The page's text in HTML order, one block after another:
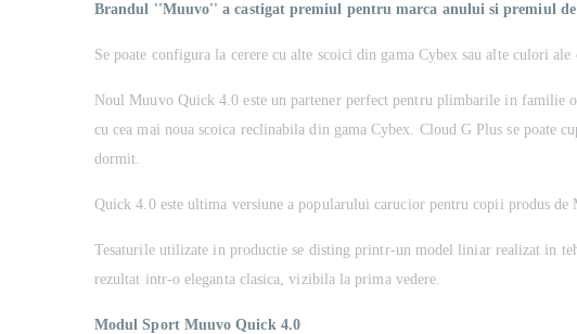
Brandul ''Muuvo'' a castigat premiul pentru marca anului si premiul
Se poate configura la cerere cu alte scoici din gama Cybex sau alte culori
Noul Muuvo Quick 4.0 este un partener perfect pentru plimbarile in familie
cu cea mai noua scoica reclinabila din gama Cybex. Cloud G Plus se poate
dormit.
Quick 4.0 este ultima versiune a popularului carucior pentru copii produs
Tesaturile utilizate in productie se disting printr-un model liniar realizat in
rezultat intr-o eleganta clasica, vizibila la prima vedere.
Modul Sport Muuvo Quick 4.0